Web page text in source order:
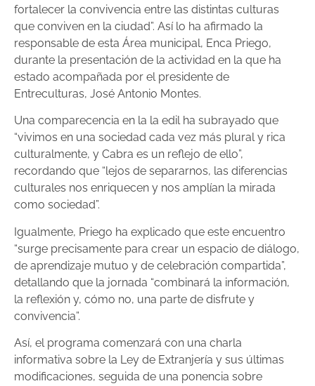
fortalecer la convivencia entre las distintas culturas
que conviven en la ciudad”. Así lo ha afirmado la
responsable de esta Área municipal, Enca Priego,
durante la presentación de la actividad en la que ha
estado acompañada por el presidente de
Entreculturas, José Antonio Montes.
Una comparecencia en la la edil ha subrayado que
“vivimos en una sociedad cada vez más plural y rica
culturalmente, y Cabra es un reflejo de ello”,
recordando que “lejos de separarnos, las diferencias
culturales nos enriquecen y nos amplían la mirada
como sociedad”.
Igualmente, Priego ha explicado que este encuentro
“surge precisamente para crear un espacio de diálogo,
de aprendizaje mutuo y de celebración compartida”,
detallando que la jornada “combinará la información,
la reflexión y, cómo no, una parte de disfrute y
convivencia”.
Así, el programa comenzará con una charla
informativa sobre la Ley de Extranjería y sus últimas
modificaciones, seguida de una ponencia sobre